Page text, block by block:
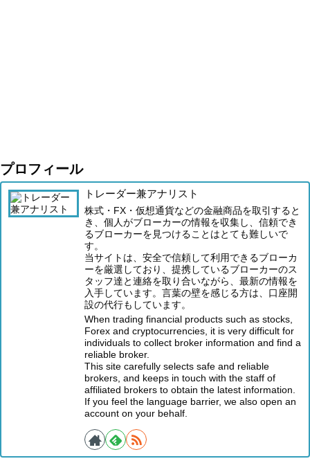
プロフィール
トレーダー兼アナリスト
株式・FX・仮想通貨などの金融商品を取引すると
き、個人がブローカーの情報を収集し、信頼でき
るブローカーを見つけることはとても難しいで
す。
当サイトは、安全で信頼して利用できるブローカ
ーを厳選しており、提携しているブローカーのス
タッフ達と連絡を取り合いながら、最新の情報を
入手しています。言葉の壁を感じる方は、口座開
設の代行もしています。
When trading financial products such as stocks,
Forex and cryptocurrencies, it is very difficult for
individuals to collect broker information and find a
reliable broker.
This site carefully selects safe and reliable
brokers, and keeps in touch with the staff of
affiliated brokers to obtain the latest information.
If you feel the language barrier, we also open an
account on your behalf.